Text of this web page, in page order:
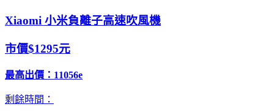
Xiaomi 小米負離子高速吹風機
市價$1295元
最高出價： 11056e
剩餘時間：